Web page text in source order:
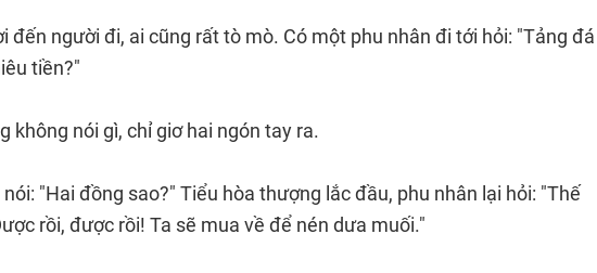
đến người đi, ai cũng rất tò mò. Có một phu nhân đi tới hỏi: "Tảng đá
tiền?"
không nói gì, chỉ giơ hai ngón tay ra.
"Hai đồng sao?" Tiểu hòa thượng lắc đầu, phu nhân lại hỏi: "Thế
rồi, được rồi! Ta sẽ mua về để nén dưa muối."